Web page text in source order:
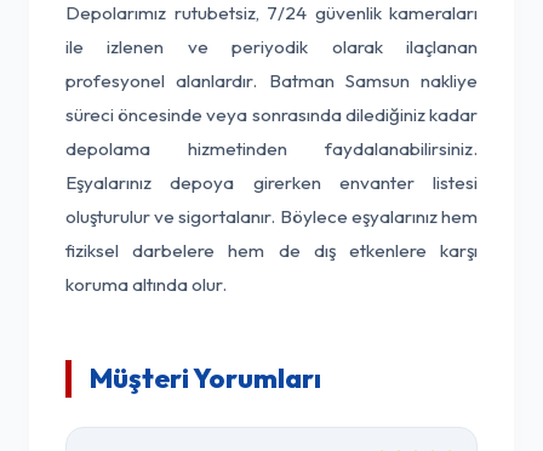
Depolarımız rutubetsiz, 7/24 güvenlik kameraları
ile izlenen ve periyodik olarak ilaçlanan
profesyonel alanlardır. Batman Samsun nakliye
süreci öncesinde veya sonrasında dilediğiniz kadar
depolama hizmetinden faydalanabilirsiniz.
Eşyalarınız depoya girerken envanter listesi
oluşturulur ve sigortalanır. Böylece eşyalarınız hem
fiziksel darbelere hem de dış etkenlere karşı
koruma altında olur.
Müşteri Yorumları